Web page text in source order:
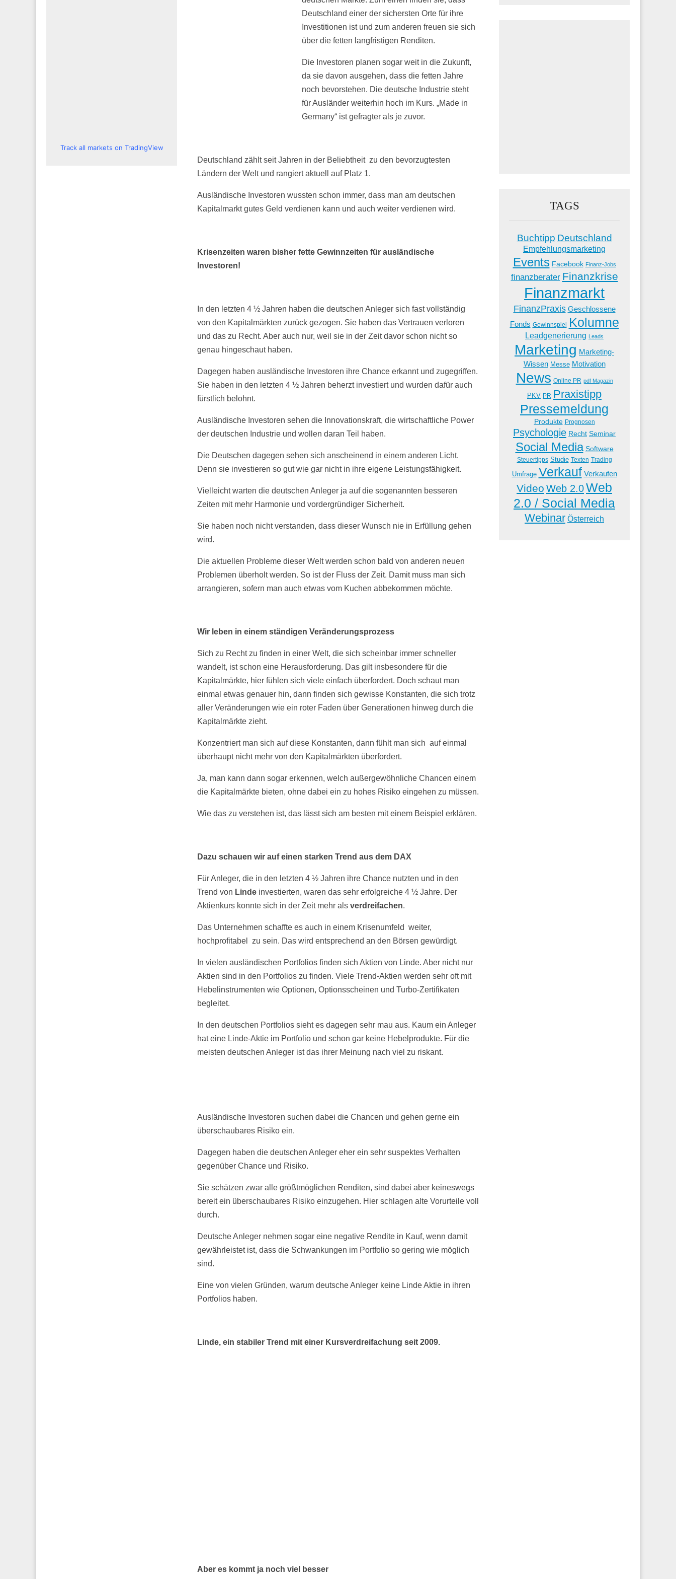
Deutschland einer der sichersten Orte für ihre
Investitionen ist und zum anderen freuen sie sich
über die fetten langfristigen Renditen.
Die Investoren planen sogar weit in die Zukunft,
da sie davon ausgehen, dass die fetten Jahre
noch bevorstehen. Die deutsche Industrie steht
für Ausländer weiterhin hoch im Kurs. „Made in
Germany“ ist gefragter als je zuvor.
Deutschland zählt seit Jahren in der Beliebtheit zu den bevorzugtesten
Ländern der Welt und rangiert aktuell auf Platz 1.
Ausländische Investoren wussten schon immer, dass man am deutschen
Kapitalmarkt gutes Geld verdienen kann und auch weiter verdienen wird.
Krisenzeiten waren bisher fette Gewinnzeiten für ausländische
Investoren!
In den letzten 4 ½ Jahren haben die deutschen Anleger sich fast vollständig
von den Kapitalmärkten zurück gezogen. Sie haben das Vertrauen verloren
und das zu Recht. Aber auch nur, weil sie in der Zeit davor schon nicht so
genau hingeschaut haben.
Dagegen haben ausländische Investoren ihre Chance erkannt und zugegriffen.
Sie haben in den letzten 4 ½ Jahren beherzt investiert und wurden dafür auch
fürstlich belohnt.
Ausländische Investoren sehen die Innovationskraft, die wirtschaftliche Power
der deutschen Industrie und wollen daran Teil haben.
Die Deutschen dagegen sehen sich anscheinend in einem anderen Licht.
Denn sie investieren so gut wie gar nicht in ihre eigene Leistungsfähigkeit.
Vielleicht warten die deutschen Anleger ja auf die sogenannten besseren
Zeiten mit mehr Harmonie und vordergründiger Sicherheit.
Sie haben noch nicht verstanden, dass dieser Wunsch nie in Erfüllung gehen
wird.
Die aktuellen Probleme dieser Welt werden schon bald von anderen neuen
Problemen überholt werden. So ist der Fluss der Zeit. Damit muss man sich
arrangieren, sofern man auch etwas vom Kuchen abbekommen möchte.
Wir leben in einem ständigen Veränderungsprozess
Sich zu Recht zu finden in einer Welt, die sich scheinbar immer schneller
wandelt, ist schon eine Herausforderung. Das gilt insbesondere für die
Kapitalmärkte, hier fühlen sich viele einfach überfordert. Doch schaut man
einmal etwas genauer hin, dann finden sich gewisse Konstanten, die sich trotz
aller Veränderungen wie ein roter Faden über Generationen hinweg durch die
Kapitalmärkte zieht.
Konzentriert man sich auf diese Konstanten, dann fühlt man sich auf einmal
überhaupt nicht mehr von den Kapitalmärkten überfordert.
Ja, man kann dann sogar erkennen, welch außergewöhnliche Chancen einem
die Kapitalmärkte bieten, ohne dabei ein zu hohes Risiko eingehen zu müssen.
Wie das zu verstehen ist, das lässt sich am besten mit einem Beispiel erklären.
Dazu schauen wir auf einen starken Trend aus dem DAX
Für Anleger, die in den letzten 4 ½ Jahren ihre Chance nutzten und in den
Trend von Linde investierten, waren das sehr erfolgreiche 4 ½ Jahre. Der
Aktienkurs konnte sich in der Zeit mehr als verdreifachen.
Das Unternehmen schaffte es auch in einem Krisenumfeld weiter,
hochprofitabel zu sein. Das wird entsprechend an den Börsen gewürdigt.
In vielen ausländischen Portfolios finden sich Aktien von Linde. Aber nicht nur
Aktien sind in den Portfolios zu finden. Viele Trend-Aktien werden sehr oft mit
Hebelinstrumenten wie Optionen, Optionsscheinen und Turbo-Zertifikaten
begleitet.
In den deutschen Portfolios sieht es dagegen sehr mau aus. Kaum ein Anleger
hat eine Linde-Aktie im Portfolio und schon gar keine Hebelprodukte. Für die
meisten deutschen Anleger ist das ihrer Meinung nach viel zu riskant.
Ausländische Investoren suchen dabei die Chancen und gehen gerne ein
überschaubares Risiko ein.
Dagegen haben die deutschen Anleger eher ein sehr suspektes Verhalten
gegenüber Chance und Risiko.
Sie schätzen zwar alle größtmöglichen Renditen, sind dabei aber keineswegs
bereit ein überschaubares Risiko einzugehen. Hier schlagen alte Vorurteile voll
durch.
Deutsche Anleger nehmen sogar eine negative Rendite in Kauf, wenn damit
gewährleistet ist, dass die Schwankungen im Portfolio so gering wie möglich
sind.
Eine von vielen Gründen, warum deutsche Anleger keine Linde Aktie in ihren
Portfolios haben.
Linde, ein stabiler Trend mit einer Kursverdreifachung seit 2009.
Aber es kommt ja noch viel besser
Track all markets on TradingView
TAGS
Buchtipp Deutschland
Empfehlungsmarketing
Events Facebook Finanz-Jobs
finanzberater Finanzkrise
Finanzmarkt
FinanzPraxis Geschlossene
Fonds Gewinnspiel Kolumne
Leadgenerierung Leads
Marketing Marketing-
Wissen Messe Motivation
News Online PR pdf Magazin
PKV PR Praxistipp
Pressemeldung
Produkte Prognosen
Psychologie Recht Seminar
Social Media Software
Steuertipps Studie Texten Trading
Umfrage Verkauf Verkaufen
Video Web 2.0Web
2.0 / Social Media
Webinar Österreich